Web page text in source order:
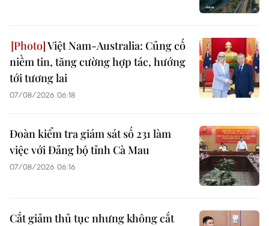
Việt Nam-Australia: Củng cố
niềm tin, tăng cường hợp tác, hướng
tới tương lai
07/08/2026 06:18
Đoàn kiểm tra giám sát số 231 làm
việc với Đảng bộ tỉnh Cà Mau
07/08/2026 06:16
Cắt giảm thủ tục nhưng không cắt